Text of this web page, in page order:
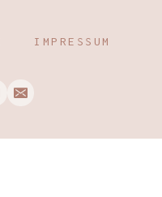
IMPRESSUM